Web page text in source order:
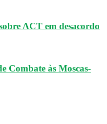
ACT em desacordo
Combate às Moscas-